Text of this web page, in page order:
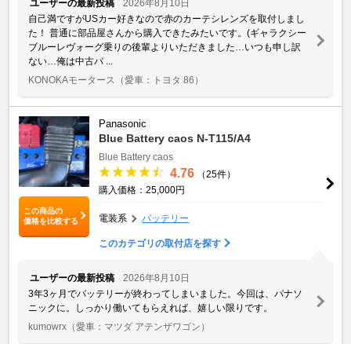
ユーザーの最新投稿
2026年8月10日
自己満ですがUSカー好きなので赤のカーテシレンズを取付しまし
た！ 普通に部品屋さんから購入できたみたいです。(ギャラクシー
ブルーレヴォーグ乗りの後輩よりいただきました…いつも申し訳
ない…俺は中古パ ...
KONOKAモータース
（愛車：トヨタ 86）
この商品の
価格を比較する
Panasonic
Blue Battery caos N-T115/A4
Blue Battery caos
4.76
（25件）
購入価格：25,000円
電装系 バッテリー
このカテゴリの取付店を探す
ユーザーの最新投稿
2026年8月10日
3年3ヶ月でバッテリーが終わってしまいました。今回は、パナソ
ニックに。しっかり働いてもらえれば、嬉しい限りです。
kumowrx （愛車：マツダ アテンザワゴン）